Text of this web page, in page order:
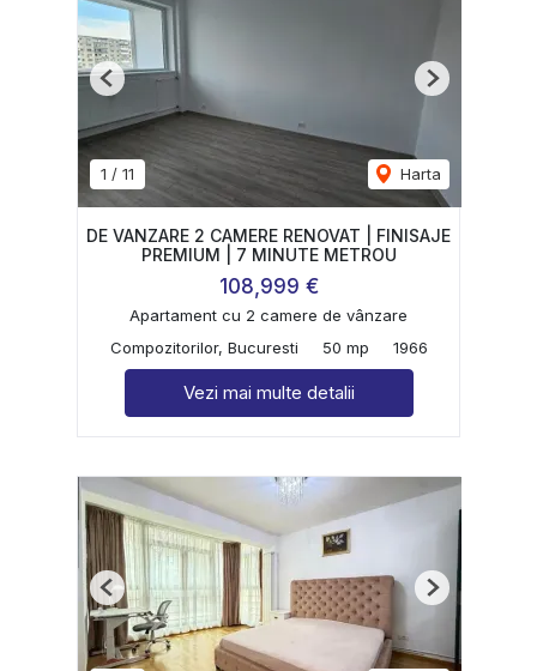
1 / 11 Harta
Previous Next
DE VANZARE 2 CAMERE RENOVAT | FINISAJE
PREMIUM | 7 MINUTE METROU
108,999 €
Apartament cu 2 camere de vânzare
Compozitorilor, Bucuresti
50 mp 1966
Vezi mai multe detalii
Previous Next